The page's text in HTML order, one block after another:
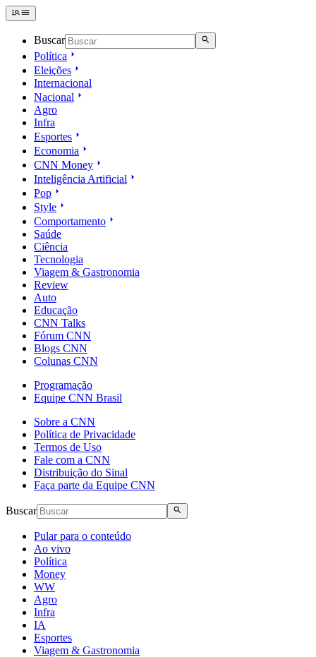
Buscar
Política
Eleições
Internacional
Nacional
Agro
Infra
Esportes
Economia
CNN Money
Inteligência Artificial
Pop
Style
Comportamento
Saúde
Ciência
Tecnologia
Viagem & Gastronomia
Review
Auto
Educação
CNN Talks
Fórum CNN
Blogs CNN
Colunas CNN
Programação
Equipe CNN Brasil
Sobre a CNN
Política de Privacidade
Termos de Uso
Fale com a CNN
Distribuição do Sinal
Faça parte da Equipe CNN
Buscar
Pular para o conteúdo
Ao vivo
Política
Money
WW
Agro
Infra
IA
Esportes
Viagem & Gastronomia